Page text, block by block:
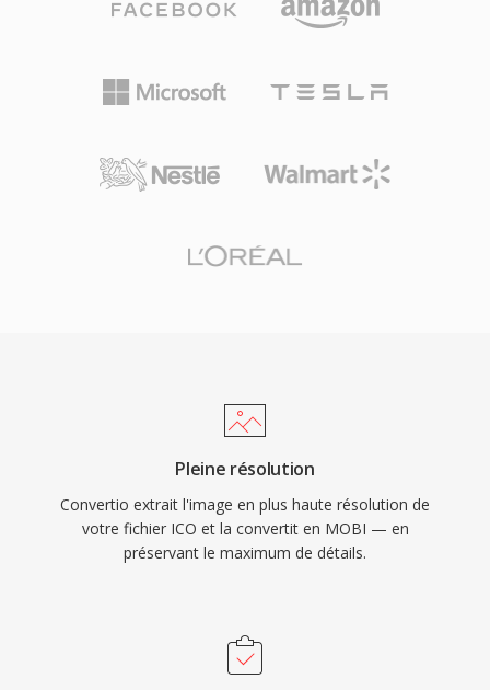
Pleine résolution
Convertio extrait l'image en plus haute résolution de
votre fichier ICO et la convertit en MOBI — en
préservant le maximum de détails.